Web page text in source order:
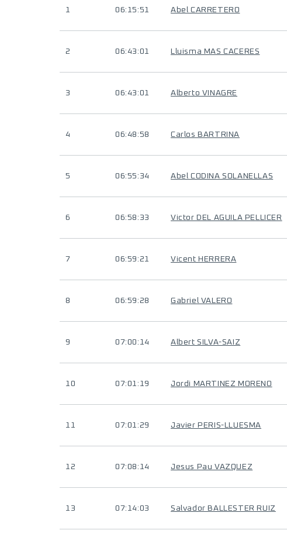
1 06:15:51 Abel CARRETERO
2 06:43:01 Lluisma MAS CACERES
3 06:43:01 Alberto VINAGRE
4 06:48:58 Carlos BARTRINA
5 06:55:34 Abel CODINA SOLANELLAS
6 06:58:33 Victor DEL AGUILA PELLICER
7 06:59:21 Vicent HERRERA
8 06:59:28 Gabriel VALERO
9 07:00:14 Albert SILVA-SAIZ
10 07:01:19 Jordi MARTINEZ MORENO
11 07:01:29 Javier PERIS-LLUESMA
12 07:08:14 Jesus Pau VAZQUEZ
13 07:14:03 Salvador BALLESTER RUIZ